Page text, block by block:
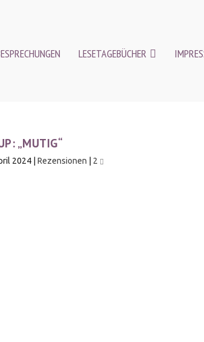
LESETAGEBÜCHER
„MUTIG“
2024| Rezensionen 2